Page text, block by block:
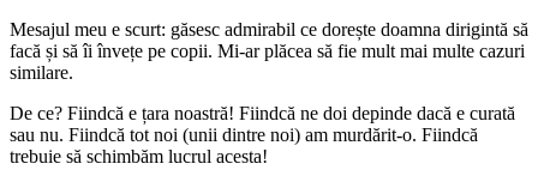
Mesajul meu e scurt: găsesc admirabil ce dorește doamna dirigintă să
facă și să îi învețe pe copii. Mi-ar plăcea să fie mult mai multe cazuri
similare.
De ce? Fiindcă e țara noastră! Fiindcă ne doi depinde dacă e curată
sau nu. Fiindcă tot noi (unii dintre noi) am murdărit-o. Fiindcă
trebuie să schimbăm lucrul acesta!